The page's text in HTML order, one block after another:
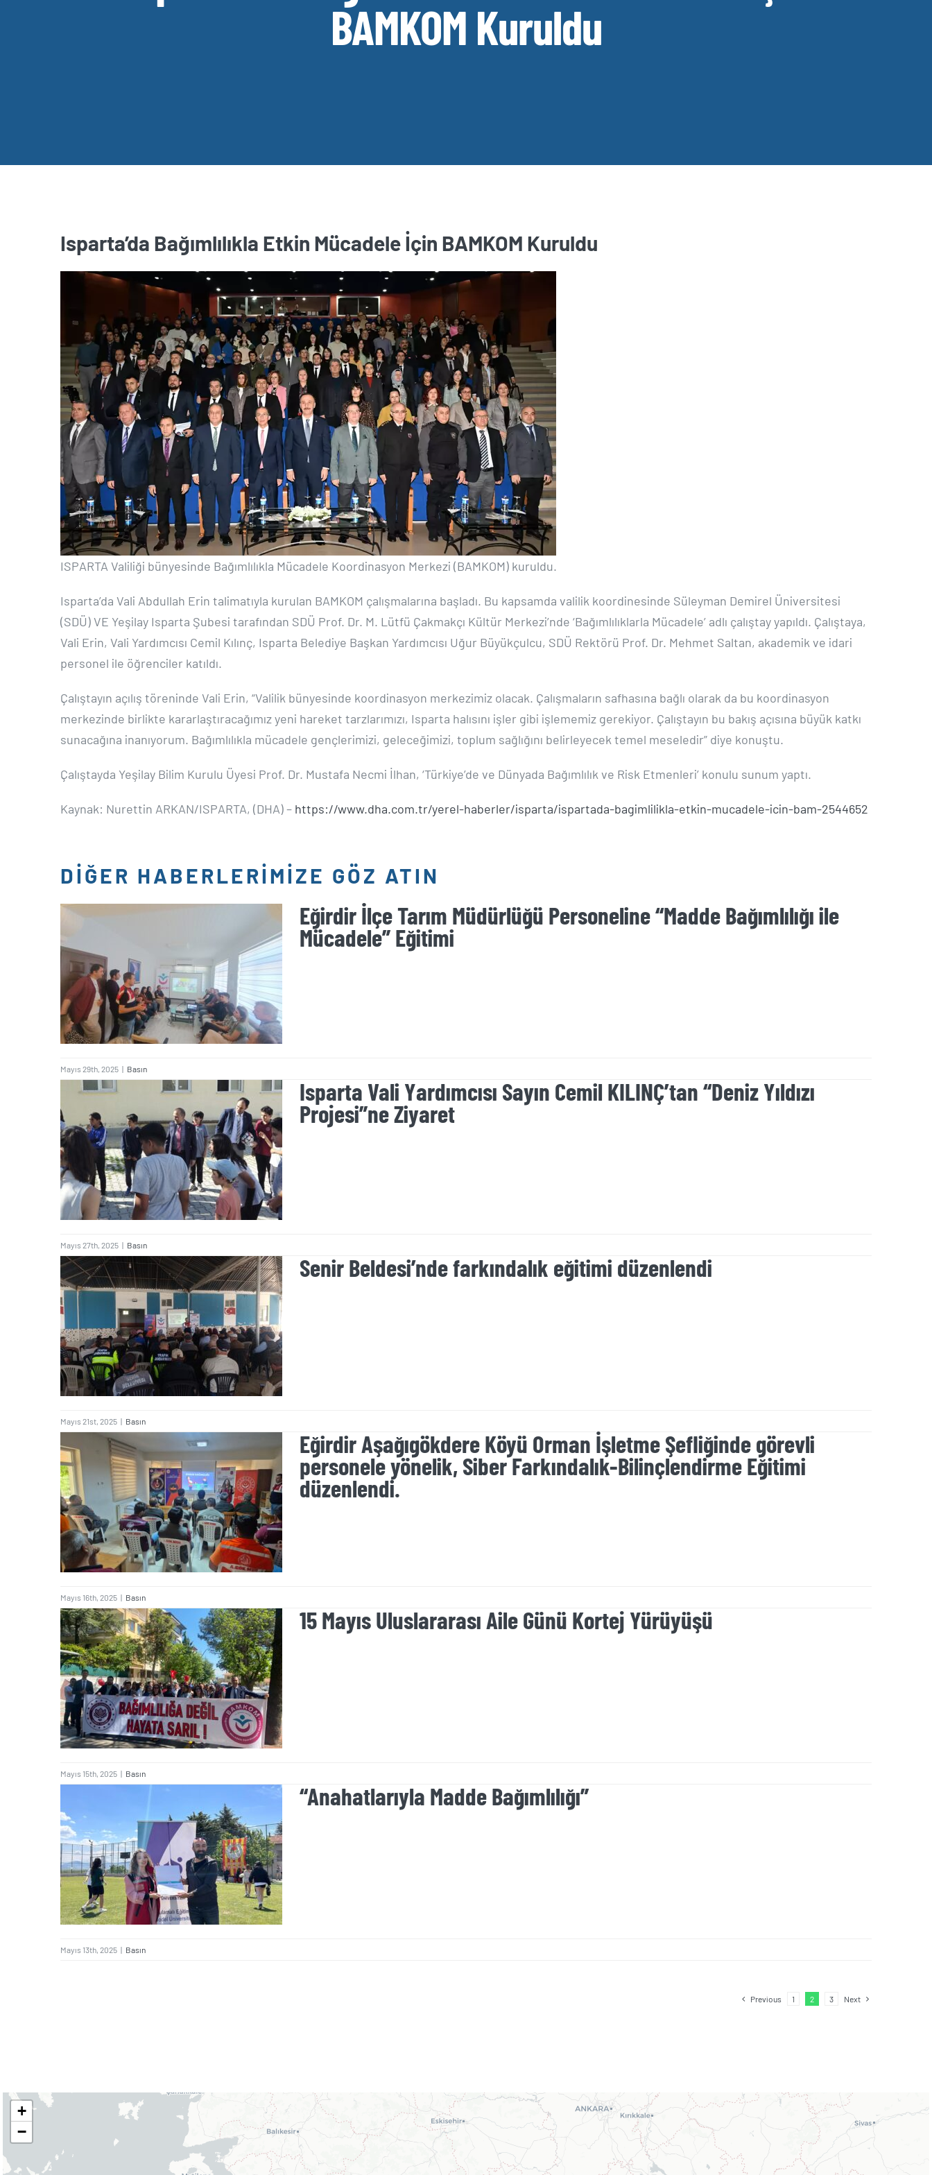
BAMKOM Kuruldu
Isparta’da Bağımlılıkla Etkin Mücadele İçin BAMKOM Kuruldu
ISPARTA Valiliği bünyesinde Bağımlılıkla Mücadele Koordinasyon Merkezi (BAMKOM) kuruldu.
Isparta’da Vali Abdullah Erin talimatıyla kurulan BAMKOM çalışmalarına başladı. Bu kapsamda valilik koordinesinde Süleyman Demirel Üniversitesi
(SDÜ) VE Yeşilay Isparta Şubesi tarafından SDÜ Prof. Dr. M. Lütfü Çakmakçı Kültür Merkezi’nde ‘Bağımlılıklarla Mücadele’ adlı çalıştay yapıldı. Çalıştaya,
Vali Erin, Vali Yardımcısı Cemil Kılınç, Isparta Belediye Başkan Yardımcısı Uğur Büyükçulcu, SDÜ Rektörü Prof. Dr. Mehmet Saltan, akademik ve idari
personel ile öğrenciler katıldı.
Çalıştayın açılış töreninde Vali Erin, “Valilik bünyesinde koordinasyon merkezimiz olacak. Çalışmaların safhasına bağlı olarak da bu koordinasyon
merkezinde birlikte kararlaştıracağımız yeni hareket tarzlarımızı, Isparta halısını işler gibi işlememiz gerekiyor. Çalıştayın bu bakış açısına büyük katkı
sunacağına inanıyorum. Bağımlılıkla mücadele gençlerimizi, geleceğimizi, toplum sağlığını belirleyecek temel meseledir” diye konuştu.
Çalıştayda Yeşilay Bilim Kurulu Üyesi Prof. Dr. Mustafa Necmi İlhan, ‘Türkiye’de ve Dünyada Bağımlılık ve Risk Etmenleri’ konulu sunum yaptı.
Kaynak: Nurettin ARKAN/ISPARTA, (DHA) – https://www.dha.com.tr/yerel-haberler/isparta/ispartada-bagimlilikla-etkin-mucadele-icin-bam-2544652
DİĞER HABERLERİMİZE GÖZ ATIN
Müdürlüğü Personeline
“Madde Bağımlılığı ile
Mücadele” Eğitimi
Eğirdir İlçe Tarım Müdürlüğü Personeline “Madde Bağımlılığı ile
Mücadele” Eğitimi
Mayıs 29th, 2025 | Basın
Isparta Vali Yardımcısı
Sayın Cemil KILINÇ’tan
“Deniz Yıldızı Projesi”ne
Ziyaret
Isparta Vali Yardımcısı Sayın Cemil KILINÇ’tan “Deniz Yıldızı
Projesi”ne Ziyaret
Mayıs 27th, 2025 | Basın
Senir Beldesi’nde
farkındalık eğitimi
düzenlendi
Senir Beldesi’nde farkındalık eğitimi düzenlendi
Mayıs 21st, 2025 | Basın
Eğirdir Aşağıgökdere
Köyü Orman İşletme
Şefliğinde görevli
personele yönelik, Siber
Farkındalık-
Bilinçlendirme Eğitimi
düzenlendi.
Eğirdir Aşağıgökdere Köyü Orman İşletme Şefliğinde görevli
personele yönelik, Siber Farkındalık-Bilinçlendirme Eğitimi
düzenlendi.
Mayıs 16th, 2025 | Basın
15 Mayıs Uluslararası
Aile Günü Kortej
Yürüyüşü
15 Mayıs Uluslararası Aile Günü Kortej Yürüyüşü
Mayıs 15th, 2025 | Basın
“Anahatlarıyla Madde
Bağımlılığı”
“Anahatlarıyla Madde Bağımlılığı”
Mayıs 13th, 2025 | Basın
Previous 1 2 3 Next
+
−